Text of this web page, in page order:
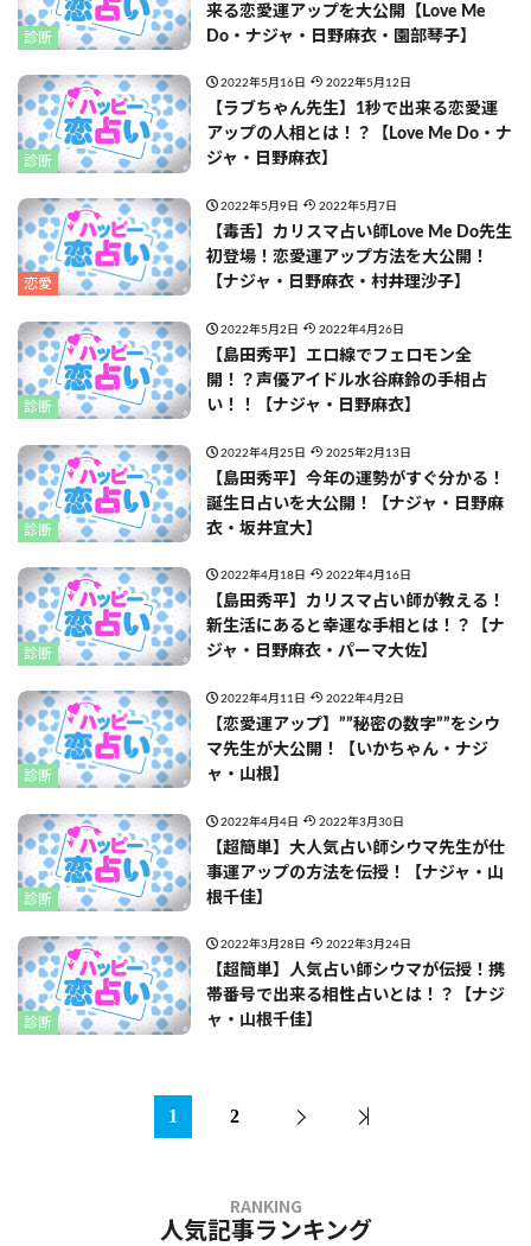
診断
来る恋愛運アップを大公開【Love Me
Do・ナジャ・日野麻衣・園部琴子】
診断
2022年5月16日 2022年5月12日
【ラブちゃん先生】1秒で出来る恋愛運
アップの人相とは！？【Love Me Do・ナ
ジャ・日野麻衣】
恋愛
2022年5月9日 2022年5月7日
【毒舌】カリスマ占い師Love Me Do先生
初登場！恋愛運アップ方法を大公開！
【ナジャ・日野麻衣・村井理沙子】
診断
2022年5月2日 2022年4月26日
【島田秀平】エロ線でフェロモン全
開！？声優アイドル水谷麻鈴の手相占
い！！【ナジャ・日野麻衣】
診断
2022年4月25日 2025年2月13日
【島田秀平】今年の運勢がすぐ分かる！
誕生日占いを大公開！【ナジャ・日野麻
衣・坂井宜大】
診断
2022年4月18日 2022年4月16日
【島田秀平】カリスマ占い師が教える！
新生活にあると幸運な手相とは！？【ナ
ジャ・日野麻衣・パーマ大佐】
診断
2022年4月11日 2022年4月2日
【恋愛運アップ】””秘密の数字””をシウ
マ先生が大公開！【いかちゃん・ナジ
ャ・山根】
診断
2022年4月4日 2022年3月30日
【超簡単】大人気占い師シウマ先生が仕
事運アップの方法を伝授！【ナジャ・山
根千佳】
診断
2022年3月28日 2022年3月24日
【超簡単】人気占い師シウマが伝授！携
帯番号で出来る相性占いとは！？【ナジ
ャ・山根千佳】
1 2
人気記事ランキング